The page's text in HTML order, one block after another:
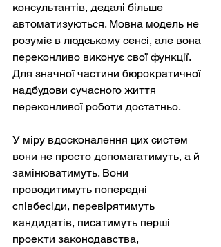
консультантів, дедалі більше
автоматизуються. Мовна модель не
розуміє в людському сенсі, але вона
переконливо виконує свої функції.
Для значної частини бюрократичної
надбудови сучасного життя
переконливої роботи достатньо.
У міру вдосконалення цих систем
вони не просто допомагатимуть, а й
замінюватимуть. Вони
проводитимуть попередні
співбесіди, перевірятимуть
кандидатів, писатимуть перші
проекти законодавства,